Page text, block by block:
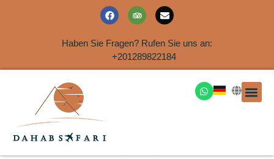
Haben Sie Fragen? Rufen Sie uns an:
+201289822184